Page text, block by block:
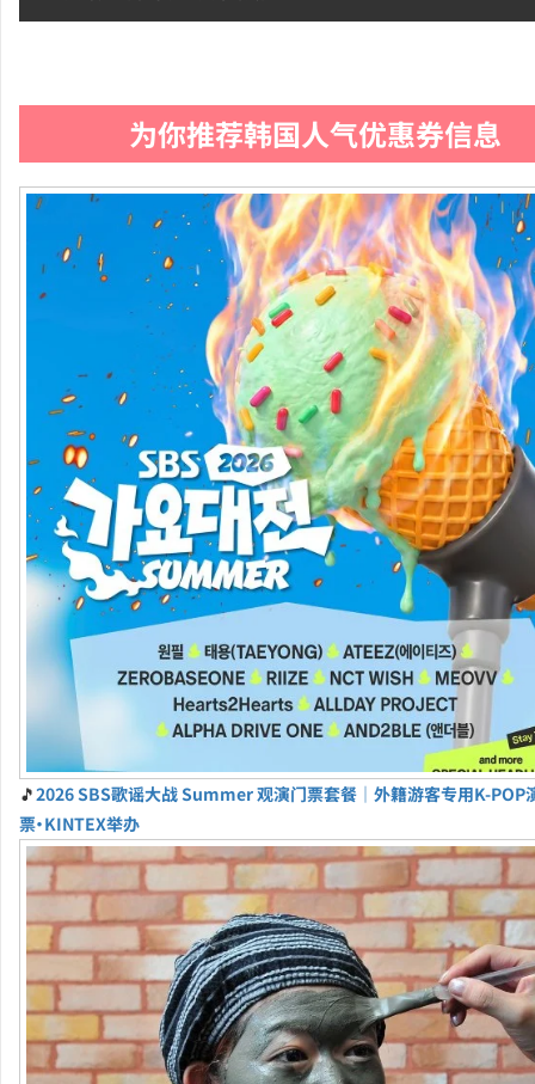
为你推荐韩国人气优惠券信息
🎵2026 SBS歌谣大战 Summer 观演门票套餐｜外籍游客专用K-POP
票・KINTEX举办